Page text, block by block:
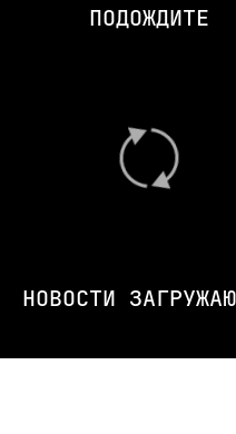
ПОДОЖДИТЕ
НОВОСТИ